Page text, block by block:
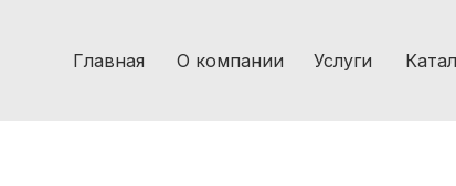
Главная О компании Услуги